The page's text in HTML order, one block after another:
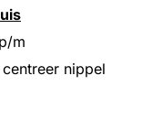
p/m
nippel